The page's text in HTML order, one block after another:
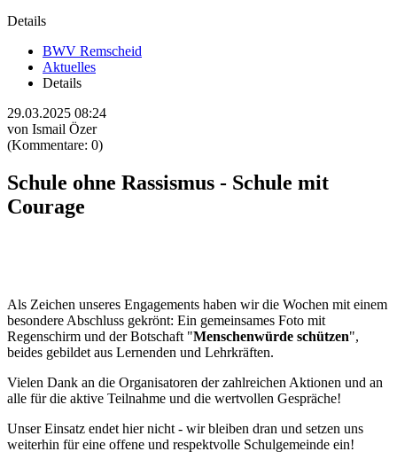
Details
BWV Remscheid
Aktuelles
Details
29.03.2025 08:24
von Ismail Özer
(Kommentare: 0)
Schule ohne Rassismus - Schule mit
Courage
Als Zeichen unseres Engagements haben wir die Wochen mit einem
besondere Abschluss gekrönt: Ein gemeinsames Foto mit
Regenschirm und der Botschaft "Menschenwürde schützen",
beides gebildet aus Lernenden und Lehrkräften.
Vielen Dank an die Organisatoren der zahlreichen Aktionen und an
alle für die aktive Teilnahme und die wertvollen Gespräche!
Unser Einsatz endet hier nicht - wir bleiben dran und setzen uns
weiterhin für eine offene und respektvolle Schulgemeinde ein!